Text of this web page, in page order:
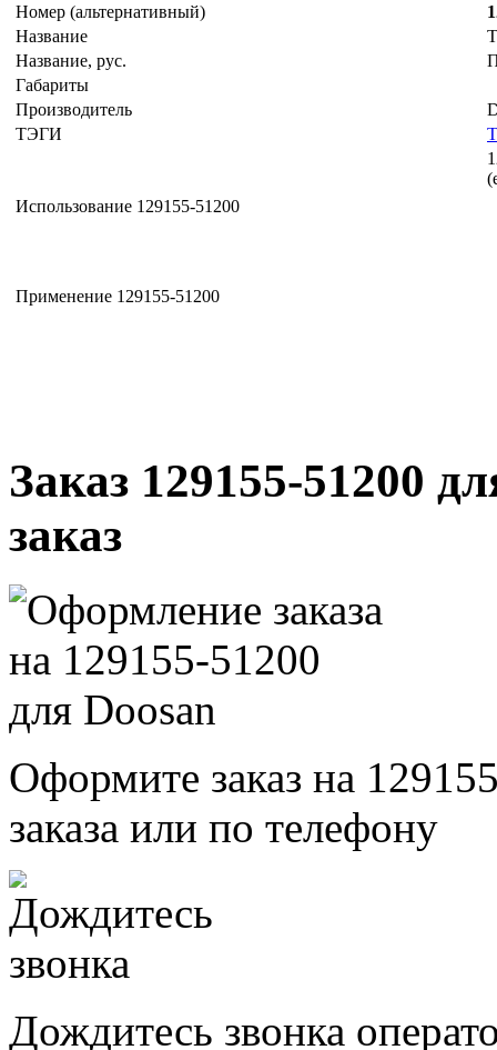
Номер (альтернативный)
Название
Название, рус.
Габариты
Производитель
ТЭГИ
Использование 129155-51200
Применение 129155-51200
Заказ 129155-51200
заказ
Оформите заказ на
заказа или по телефону
Дождитесь звонка